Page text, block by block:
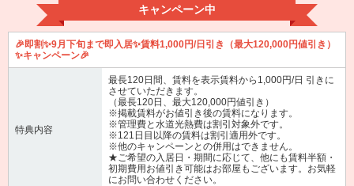
キャンペーン中
🎉即割✨9月下旬まで即入居✨賃料1,000円/日引き（最大120,000円値引き）
✨キャンペーン🎉
特典内容
最長120日間、賃料を表示賃料から1,000円/日 引きに
させていただきます。
（最長120日、最大120,000円値引き）
※掲載賃料がお値引き後の賃料になります。
※管理費と水道光熱費は割引対象外です。
※121日目以降の賃料は割引適用外です。
※他のキャンペーンとの併用はできません。
★ご希望の入居日・期間に応じて、他にも賃料半額・
初期費用お値引き可能はお部屋もございます。お気軽
にお問い合わせください。